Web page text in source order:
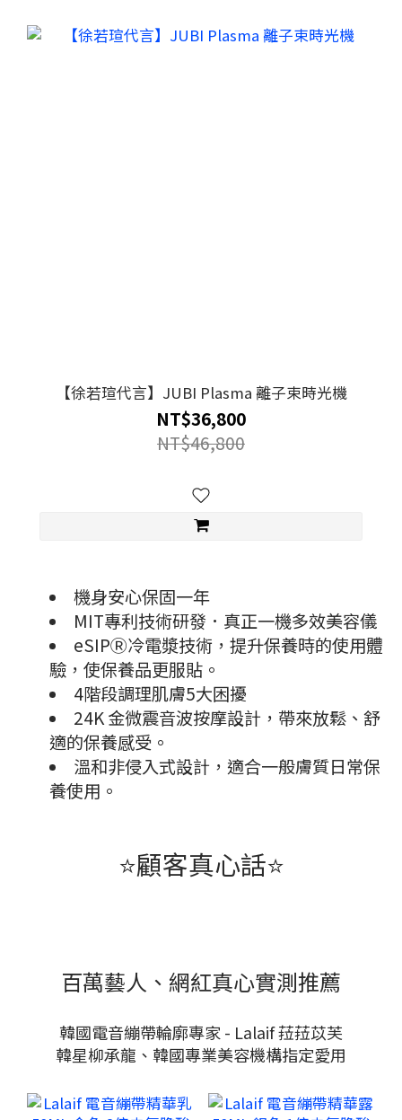
【徐若瑄代言】JUBI Plasma 離子束時光機
NT$36,800
NT$46,800
機身安心保固一年
MIT專利技術研發．真正一機多效美容儀
eSIPⓇ冷電漿技術，提升保養時的使用體
驗，使保養品更服貼。
4階段調理肌膚5大困擾
24K 金微震音波按摩設計，帶來放鬆、舒
適的保養感受。
溫和非侵入式設計，適合一般膚質日常保
養使用。
⭐顧客真心話⭐
百萬藝人、網紅真心實測推薦
韓國電音繃帶輪廓專家 - Lalaif 菈菈苡芙
韓星柳承龍、韓國專業美容機構指定愛用